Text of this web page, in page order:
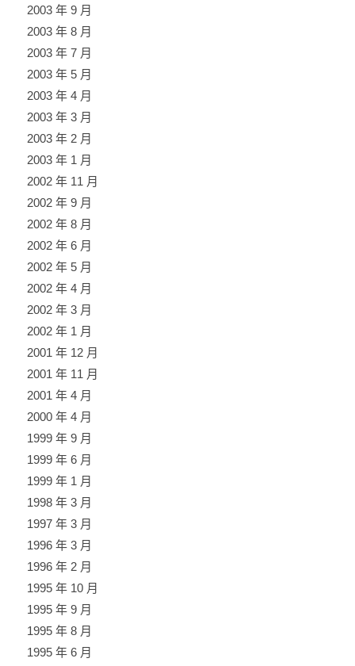
2003 年 9 月
2003 年 8 月
2003 年 7 月
2003 年 5 月
2003 年 4 月
2003 年 3 月
2003 年 2 月
2003 年 1 月
2002 年 11 月
2002 年 9 月
2002 年 8 月
2002 年 6 月
2002 年 5 月
2002 年 4 月
2002 年 3 月
2002 年 1 月
2001 年 12 月
2001 年 11 月
2001 年 4 月
2000 年 4 月
1999 年 9 月
1999 年 6 月
1999 年 1 月
1998 年 3 月
1997 年 3 月
1996 年 3 月
1996 年 2 月
1995 年 10 月
1995 年 9 月
1995 年 8 月
1995 年 6 月